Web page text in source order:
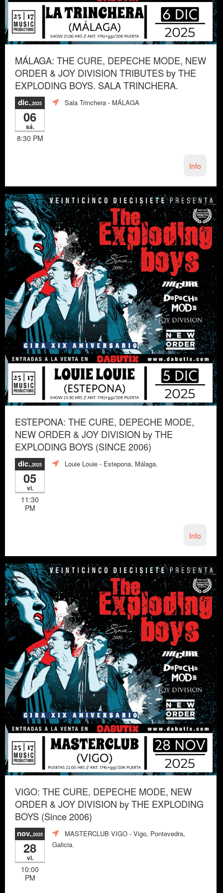
MÁLAGA: THE CURE, DEPECHE MODE, NEW
ORDER & JOY DIVISION TRIBUTES by THE
EXPLODING BOYS. SALA TRINCHERA.
dic.,2025
06
sá.
8:30 PM
Sala Trinchera - MÁLAGA
Info
ESTEPONA: THE CURE, DEPECHE MODE,
NEW ORDER & JOY DIVISION by THE
EXPLODING BOYS (SINCE 2006)
dic.,2025
05
vi.
11:30
PM
Louie Louie - Estepona, Málaga.
Info
VIGO: THE CURE, DEPECHE MODE, NEW
ORDER & JOY DIVISION by THE EXPLODING
BOYS (Since 2006)
nov.,2025
28
vi.
10:00
PM
MASTERCLUB VIGO - Vigo, Pontevedra,
Galicia.